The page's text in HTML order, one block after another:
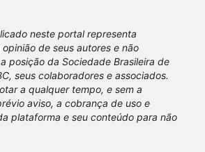
neste portal representa
de seus autores e não
posição da Sociedade Brasileira de
seus colaboradores e associados.
a qualquer tempo, e sem a
aviso, a cobrança de uso e
plataforma e seu conteúdo para não